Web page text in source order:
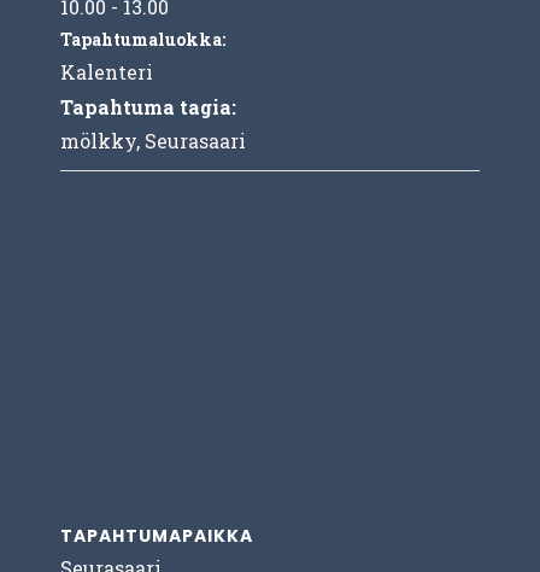
10.00 - 13.00
Tapahtumaluokka:
Kalenteri
Tapahtuma tagia:
mölkky, Seurasaari
TAPAHTUMAPAIKKA